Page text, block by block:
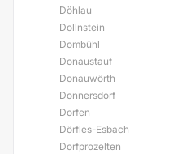
Döhlau
Dollnstein
Dombühl
Donaustauf
Donauwörth
Donnersdorf
Dorfen
Dörfles-Esbach
Dorfprozelten